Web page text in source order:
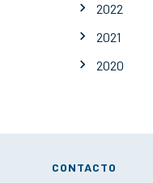
2022
2021
2020
CONTACTO